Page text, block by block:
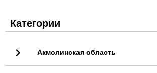
Категории
Акмолинская область